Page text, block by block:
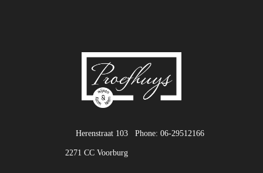
Phone: 06-29512166
Herenstraat 103
2271 CC Voorburg